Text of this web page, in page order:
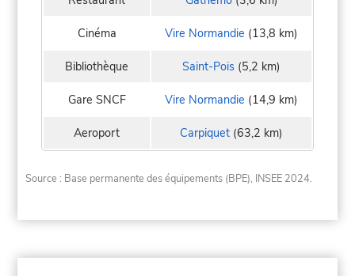
Cinéma Vire Normandie (13,8 km)
Bibliothèque Saint-Pois (5,2 km)
Gare SNCF Vire Normandie (14,9 km)
Aeroport Carpiquet (63,2 km)
Source : Base permanente des équipements (BPE), INSEE 2024.